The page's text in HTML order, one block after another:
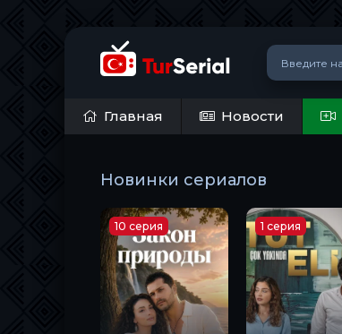
Главная Новости
Новинки сериалов
10 серия 1 серия